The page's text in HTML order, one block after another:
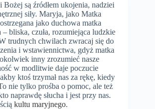
są źródłem ukojenia, nadziei
siły. Maryja, jako Matka
jako duchowa matka
– bliska, czuła, rozumiejąca ludzkie
trudnych chwilach zwracaj się do
i wstawiennictwa, gdyż matka
inny zrozumieć nasze
w modlitwie daje poczucie
ktoś trzymał nas za rękę, kiedy
nie tylko prośba o pomoc, ale też
naprawdę słucha i jest przy nas.
kultu maryjnego.